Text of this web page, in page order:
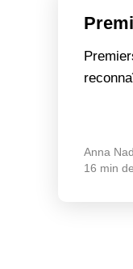
Anna
16 min